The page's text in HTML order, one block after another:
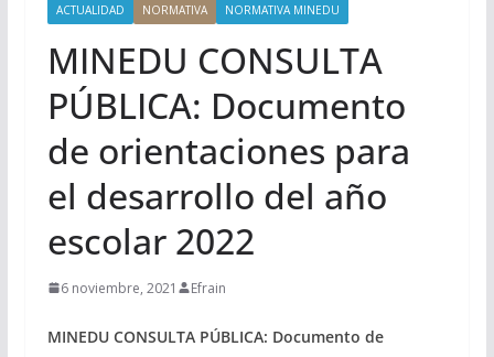
ACTUALIDAD NORMATIVA NORMATIVA MINEDU
MINEDU CONSULTA
PÚBLICA: Documento
de orientaciones para
el desarrollo del año
escolar 2022
6 noviembre, 2021 Efrain
MINEDU CONSULTA PÚBLICA: Documento de